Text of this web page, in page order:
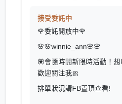
接受委託中
🌹委託開放中🌹
🌸🌸winnie_ann🌸🌸
💟會隨時開新限時活動！
歡迎關注我🎀
排單狀況請FB置頂查看!